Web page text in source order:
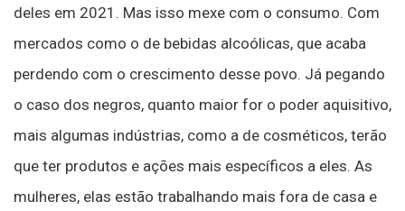
deles em 2021. Mas isso mexe com o consumo. Com
mercados como o de bebidas alcoólicas, que acaba
perdendo com o crescimento desse povo. Já pegando
o caso dos negros, quanto maior for o poder aquisitivo,
mais algumas indústrias, como a de cosméticos, terão
que ter produtos e ações mais específicos a eles. As
mulheres, elas estão trabalhando mais fora de casa e